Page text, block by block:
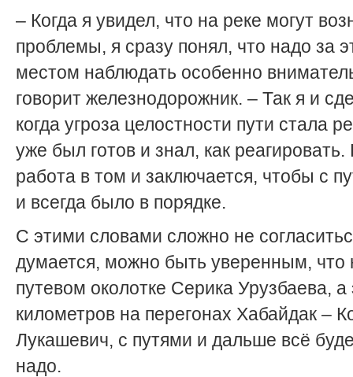
– Когда я увидел, что на реке могут
проблемы, я сразу понял, что надо за
местом наблюдать особенно
говорит железнодорожник. – Так я и
когда угроза целостности пути стала
уже был готов и знал, как
работа в том и заключается, чтобы с
и всегда было в порядке.
С этими словами сложно не
думается, можно быть уверенным, что
путевом околотке Серика Урузбаева, а
километров на перегонах Хабайдак –
Лукашевич, с путями и дальше всё
надо.